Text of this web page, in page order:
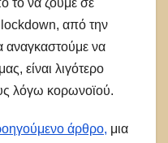
το να ζούμε σε
lockdown, από την
αναγκαστούμε να
είναι λιγότερο
λόγω κορωνοϊού.
άρθρο, μια